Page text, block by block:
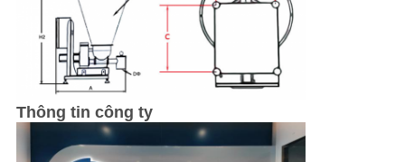
Thông tin công ty